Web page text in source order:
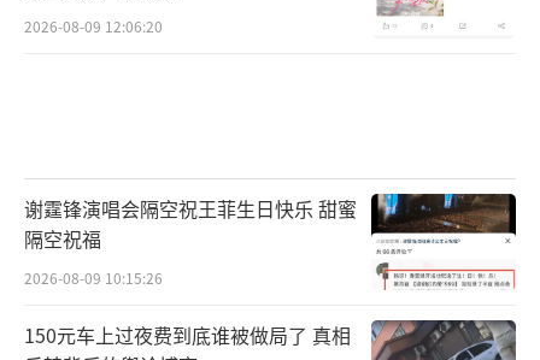
2026-08-09 12:06:20
谢霆锋演唱会隔空祝王菲生日快乐 甜蜜
隔空祝福
2026-08-09 10:15:26
150元车上过夜费到底谁被做局了 真相